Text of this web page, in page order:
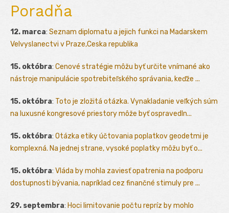
Poradňa
12. marca: Seznam diplomatu a jejich funkci na Madarskem
Velvyslanectvi v Praze,Ceska republika
15. októbra: Cenové stratégie môžu byť určite vnímané ako
nástroje manipulácie spotrebiteľského správania, keďže ...
15. októbra: Toto je zložitá otázka. Vynakladanie veľkých súm
na luxusné kongresové priestory môže byť ospravedln...
15. októbra: Otázka etiky účtovania poplatkov geodetmi je
komplexná. Na jednej strane, vysoké poplatky môžu byť o...
15. októbra: Vláda by mohla zaviesť opatrenia na podporu
dostupnosti bývania, napríklad cez finančné stimuly pre ...
29. septembra: Hoci limitovanie počtu repríz by mohlo